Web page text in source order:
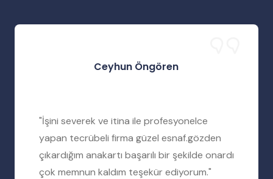
Ceyhun Öngören
"İşini severek ve itina ile profesyonelce
yapan tecrübeli firma güzel esnaf.gözden
çıkardığım anakartı başarılı bir şekilde onardı
çok memnun kaldım teşekür ediyorum."